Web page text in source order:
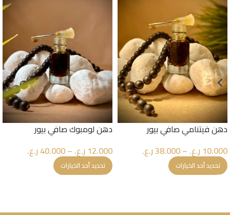
دهن فيتنامي صافي بيور
10.000 ر.ع. –
38.000ر.ع.
تحديد أحد الخيارات
دهن لومبوك صافي بيور
12.000 ر.ع. –
40.000ر.ع.
تحديد أحد الخيارات